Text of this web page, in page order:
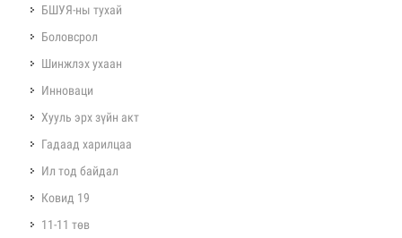
БШУЯ-ны тухай
Боловсрол
Шинжлэх ухаан
Инноваци
Хууль эрх зүйн акт
Гадаад харилцаа
Ил тод байдал
Ковид 19
11-11 төв